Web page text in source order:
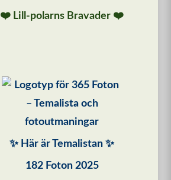
❤️ Lill-polarns Bravader ❤️
✨ Här är Temalistan ✨
182 Foton 2025